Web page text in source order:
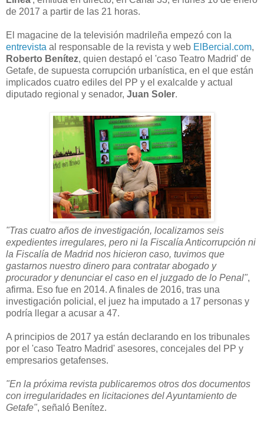
de 2017 a partir de las 21 horas.
El magacine de la televisión madrileña empezó con la
entrevista al responsable de la revista y web ElBercial.com,
Roberto Benítez, quien destapó el 'caso Teatro Madrid' de
Getafe, de supuesta corrupción urbanística, en el que están
implicados cuatro ediles del PP y el exalcalde y actual
diputado regional y senador, Juan Soler.
"Tras cuatro años de investigación, localizamos seis
expedientes irregulares, pero ni la Fiscalía Anticorrupción ni
la Fiscalía de Madrid nos hicieron caso, tuvimos que
gastarnos nuestro dinero para contratar abogado y
procurador y denunciar el caso en el juzgado de lo Penal",
afirma. Eso fue en 2014. A finales de 2016, tras una
investigación policial, el juez ha imputado a 17 personas y
podría llegar a acusar a 47.
A principios de 2017 ya están declarando en los tribunales
por el 'caso Teatro Madrid' asesores, concejales del PP y
empresarios getafenses.
"En la próxima revista publicaremos otros dos documentos
con irregularidades en licitaciones del Ayuntamiento de
Getafe", señaló Benítez.